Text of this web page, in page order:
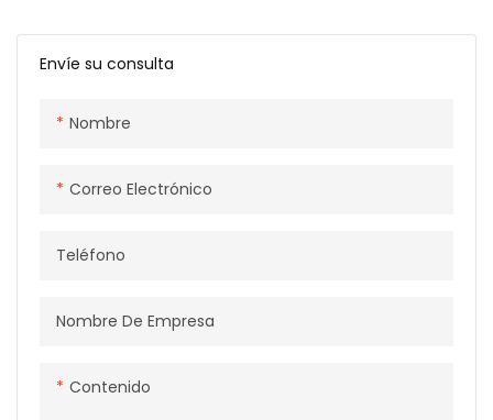
Envíe su consulta
Nombre
Correo Electrónico
Teléfono
Nombre De Empresa
Contenido